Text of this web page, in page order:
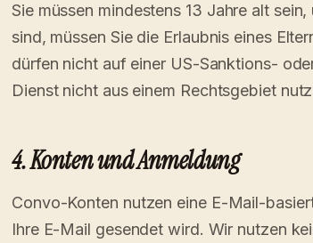
Sie müssen mindestens 13 Jahre alt
sind, müssen Sie die Erlaubnis eines
dürfen nicht auf einer US-Sanktions-
Dienst nicht aus einem Rechtsgebiet
4. Konten und Anmeldung
Convo-Konten nutzen eine E-Mail-
Ihre E-Mail gesendet wird. Wir nutzen